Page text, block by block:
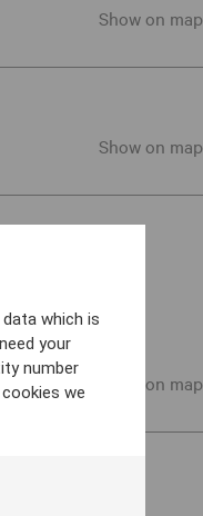
Show on map
Show on map
Show on map
which is
your
number
we